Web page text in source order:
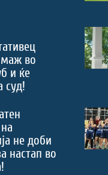
во
и ќе
суд!
не доби
настап во